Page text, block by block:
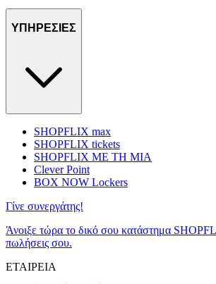
ΥΠΗΡΕΣΙΕΣ
SHOPFLIX max
SHOPFLIX tickets
SHOPFLIX ΜΕ ΤΗ ΜΙΑ
Clever Point
BOX NOW Lockers
Γίνε συνεργάτης!
Άνοιξε τώρα το δικό σου κατάστημα
πωλήσεις σου.
ΕΤΑΙΡΕΙΑ